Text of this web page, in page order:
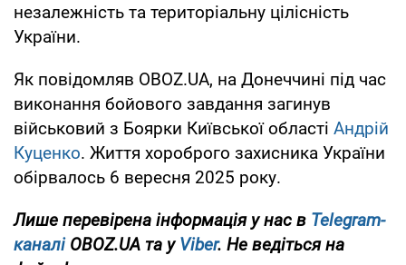
незалежність та територіальну цілісність
України.
Як повідомляв OBOZ.UA, на Донеччині під час
виконання бойового завдання загинув
військовий з Боярки Київської області Андрій
Куценко. Життя хороброго захисника України
обірвалось 6 вересня 2025 року.
Лише перевірена інформація у нас в Telegram-
каналіOBOZ.UA та уViber. Не ведіться на